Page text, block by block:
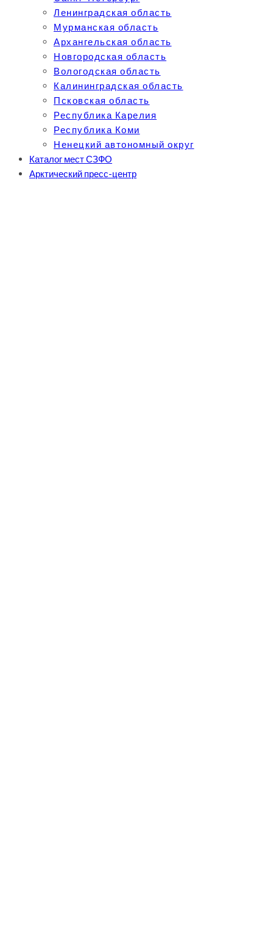
Ленинградская область
Мурманская область
Архангельская область
Новгородская область
Вологодская область
Калининградская область
Псковская область
Республика Карелия
Республика Коми
Ненецкий автономный округ
Каталог мест СЗФО
Арктический пресс-центр